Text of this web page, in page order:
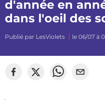
d'année en
dans l'oeil des
Publié par LesViolets le 06/07 à